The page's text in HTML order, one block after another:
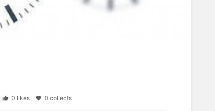
0 likes 0 collects